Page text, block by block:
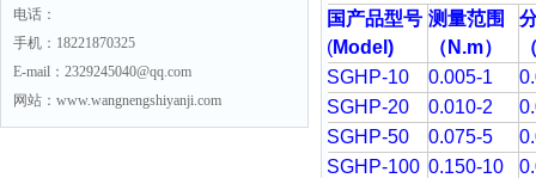
电话：
手机：18221870325
E-mail：2329245040@qq.com
网站：www.wangnengshiyanji.com
国产品型号
(Model)
测量范围
（N.m）
SGHP-10
0.005-1
SGHP-20
0.010-2
SGHP-50
0.075-5
SGHP-100 0.150-10